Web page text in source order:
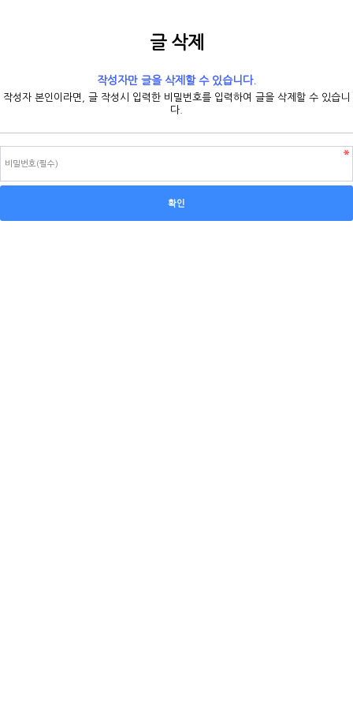
글 삭제
작성자만 글을 삭제할 수 있습니다.
작성자 본인이라면, 글 작성시 입력한 비밀번호를 입력하여 글을 삭제할 수 있습니
다.